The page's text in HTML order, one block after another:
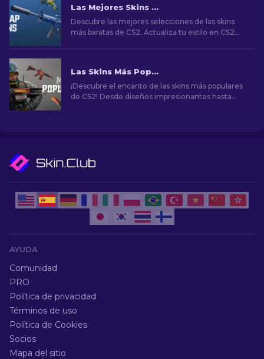
Las Mejores Skins Baratas de CS2 [2026]
Descubre las mejores selecciones de las skins
más baratas de CS2. Actualiza tu estilo en CS2
Las Skins Más Populares en CS2
¡Descubre el encanto de las skins más populares
de CS2! Desde diseños impresionantes hasta
AYUDA
Comunidad
PRO
Política de privacidad
Términos de uso
Política de Cookies
Socios
Mapa del sitio